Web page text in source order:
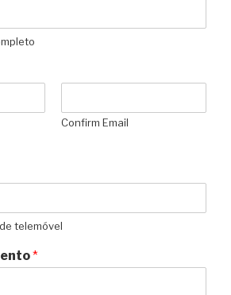
Confirm Email
telemóvel
*